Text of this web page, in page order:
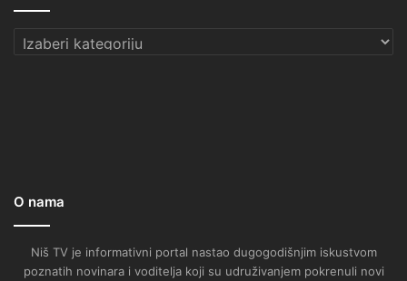
Kategorije
O nama
Niš TV je informativni portal nastao dugogodišnjim iskustvom
poznatih novinara i voditelja koji su udruživanjem pokrenuli novi